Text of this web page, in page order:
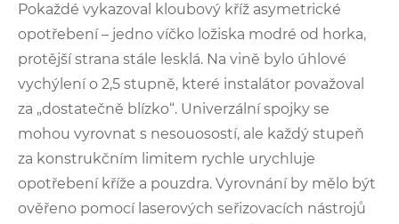
Pokaždé vykazoval kloubový kříž asymetrické
opotřebení – jedno víčko ložiska modré od horka,
protější strana stále lesklá. Na vině bylo úhlové
vychýlení o 2,5 stupně, které instalátor považoval
za „dostatečně blízko“. Univerzální spojky se
mohou vyrovnat s nesouosostí, ale každý stupeň
za konstrukčním limitem rychle urychluje
opotřebení kříže a pouzdra. Vyrovnání by mělo být
ověřeno pomocí laserových seřizovacích nástrojů